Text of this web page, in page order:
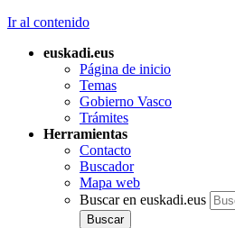
Ir al contenido
euskadi.eus
Página de inicio
Temas
Gobierno Vasco
Trámites
Herramientas
Contacto
Buscador
Mapa web
Buscar en euskadi.eus